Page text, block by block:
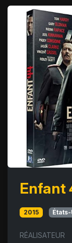
Enfant
2015
RÉALISATEUR